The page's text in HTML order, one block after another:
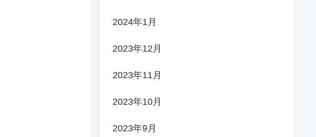
2024年1月
2023年12月
2023年11月
2023年10月
2023年9月